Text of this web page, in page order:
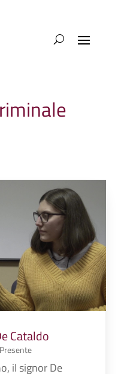
Cataldo
Presente
il signor De